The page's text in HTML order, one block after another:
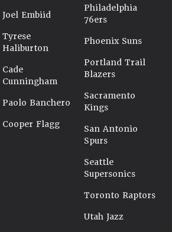
Joel Embiid
Tyrese
Haliburton
Cade
Cunningham
Paolo Banchero
Cooper Flagg
Philadelphia
76ers
Phoenix Suns
Portland Trail
Blazers
Sacramento
Kings
San Antonio
Spurs
Seattle
Supersonics
Toronto Raptors
Utah Jazz